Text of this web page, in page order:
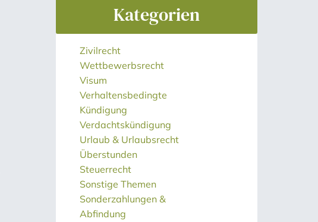
Kategorien
Zivilrecht
Wettbewerbsrecht
Visum
Verhaltensbedingte
Kündigung
Verdachtskündigung
Urlaub & Urlaubsrecht
Überstunden
Steuerrecht
Sonstige Themen
Sonderzahlungen &
Abfindung